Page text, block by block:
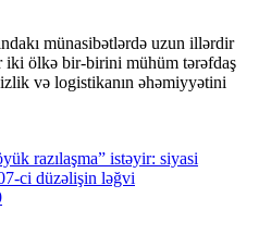
münasibətlərdə uzun illərdir
iki ölkə bir-birini mühüm tərəfdaş
və logistikanın əhəmiyyətini